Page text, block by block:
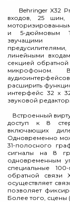
Behringer X32
входов, 25 шин,
и 5-дюймовым
звучащими
линейными
секцией
микрофоном.
расширить
интерфейс 32 х
звуковой редактор.
Встроенный
доступ к 8
включающих
Одновременно
31-полосного
сигналы на 8
одновременным
специальные
обратной связи
осуществляет
позволяет
Более того, сцены